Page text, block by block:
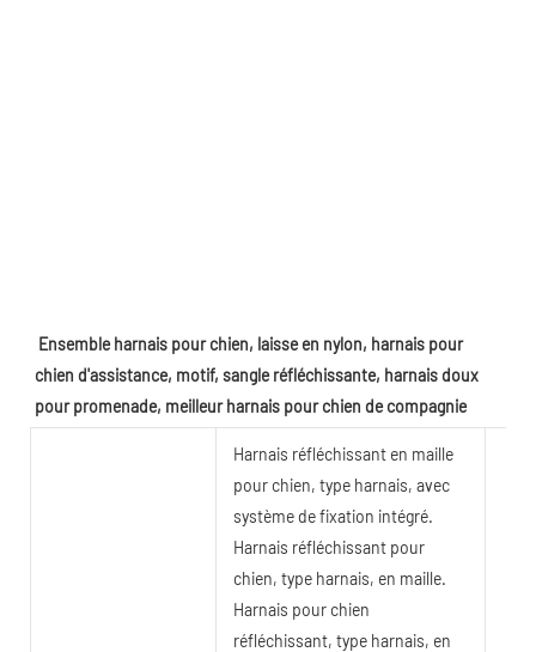
Ensemble harnais pour chien, laisse en nylon, harnais pour
chien d'assistance, motif, sangle réfléchissante, harnais doux
pour promenade, meilleur harnais pour chien de compagnie
Harnais réfléchissant en maille
pour chien, type harnais, avec
système de fixation intégré.
Harnais réfléchissant pour
chien, type harnais, en maille.
Harnais pour chien
réfléchissant, type harnais, en